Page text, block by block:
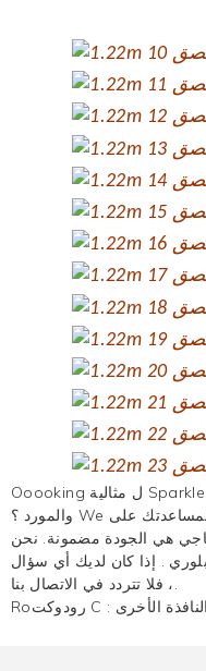
Ooooking ل مثالية Sparkle roروستيد roindow ananufactory
والمورد ؟ We لديها مجموعة واسعة بأسعار جيدة لمساعدتك على
هي الجودة مضمونة. نحن
. إذا كان لديك أي سؤال
، فلا تتردد في الاتصال بنا.
Roرودوكت C : الأخرى